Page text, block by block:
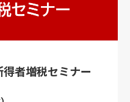
者増税セミナー